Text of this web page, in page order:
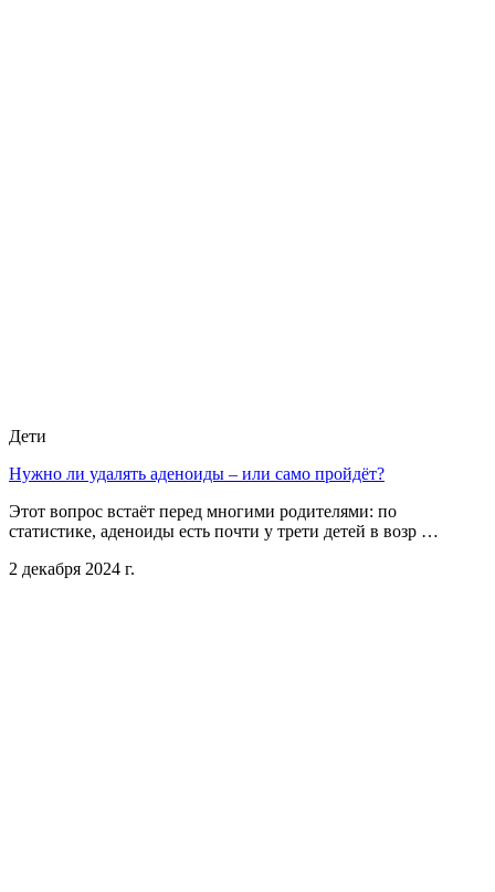
Дети
Нужно ли удалять аденоиды – или само пройдёт?
Этот вопрос встаёт перед многими родителями: по
статистике, аденоиды есть почти у трети детей в возр …
2 декабря 2024 г.